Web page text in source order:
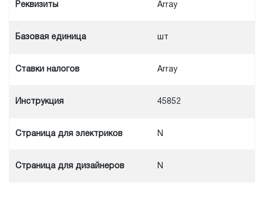
Реквизиты Array
Базовая единица шт
Ставки налогов Array
Инструкция 45852
Cтраница для электриков N
Cтраница для дизайнеров N